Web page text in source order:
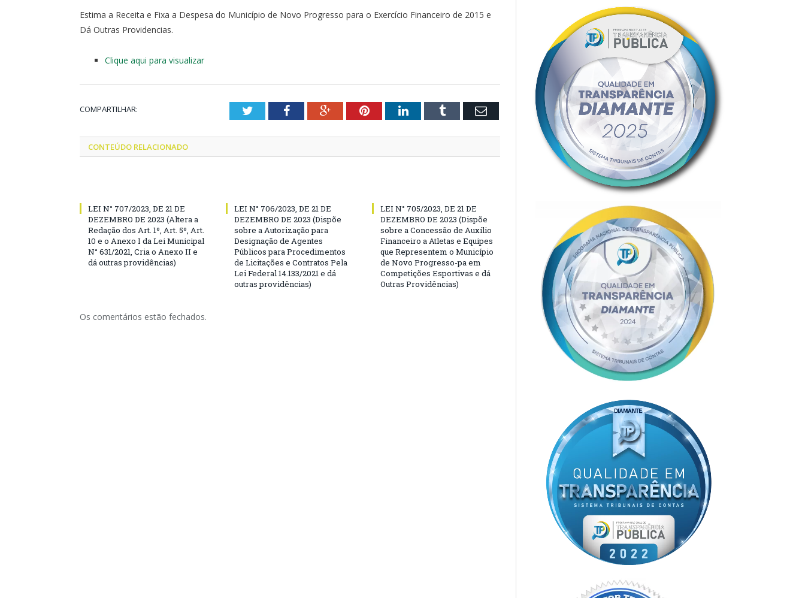
Estima a Receita e Fixa a Despesa do Município de Novo Progresso para o Exercício Financeiro de 2015 e
Dá Outras Providencias.
Clique aqui para visualizar
COMPARTILHAR: TwitterFacebookGoogle+PinterestLinkedInTumblr Email
CONTEÚDO RELACIONADO
LEI N° 707/2023, DE 21 DE
DEZEMBRO DE 2023 (Altera a
Redação dos Art. 1º, Art. 5º, Art.
10 e o Anexo I da Lei Municipal
N° 631/2021, Cria o Anexo II e
dá outras providências)
LEI N° 706/2023, DE 21 DE
DEZEMBRO DE 2023 (Dispõe
sobre a Autorização para
Designação de Agentes
Públicos para Procedimentos
de Licitações e Contratos Pela
Lei Federal 14.133/2021 e dá
outras providências)
LEI N° 705/2023, DE 21 DE
DEZEMBRO DE 2023 (Dispõe
sobre a Concessão de Auxílio
Financeiro a Atletas e Equipes
que Representem o Município
de Novo Progresso-pa em
Competições Esportivas e dá
Outras Providências)
Os comentários estão fechados.